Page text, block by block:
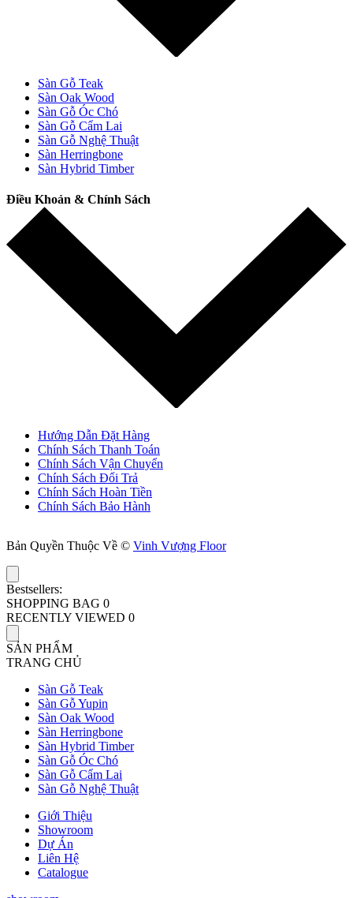
Sàn Gỗ Teak
Sàn Oak Wood
Sàn Gỗ Óc Chó
Sàn Gỗ Cẩm Lai
Sàn Gỗ Nghệ Thuật
Sàn Herringbone
Sàn Hybrid Timber
Điều Khoản & Chính Sách
Hướng Dẫn Đặt Hàng
Chính Sách Thanh Toán
Chính Sách Vận Chuyển
Chính Sách Đổi Trả
Chính Sách Hoàn Tiền
Chính Sách Bảo Hành
Bản Quyền Thuộc Về © Vinh Vượng Floor
Bestsellers:
SHOPPING BAG 0
RECENTLY VIEWED 0
SẢN PHẨM
TRANG CHỦ
Sàn Gỗ Teak
Sàn Gỗ Yupin
Sàn Oak Wood
Sàn Herringbone
Sàn Hybrid Timber
Sàn Gỗ Óc Chó
Sàn Gỗ Cẩm Lai
Sàn Gỗ Nghệ Thuật
Giới Thiệu
Showroom
Dự Án
Liên Hệ
Catalogue